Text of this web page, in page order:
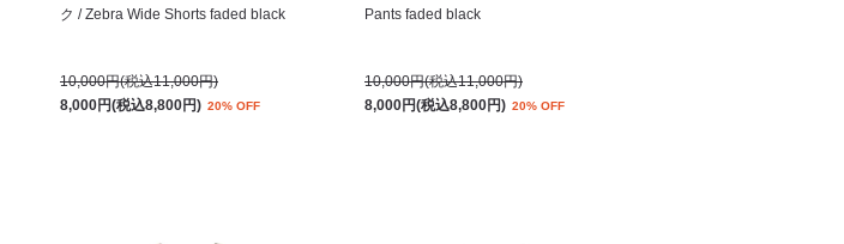
ク / Zebra Wide Shorts faded black
10,000円(税込11,000円)
8,000円(税込8,800円) 20% OFF
Pants faded black
10,000円(税込11,000円)
8,000円(税込8,800円) 20% OFF